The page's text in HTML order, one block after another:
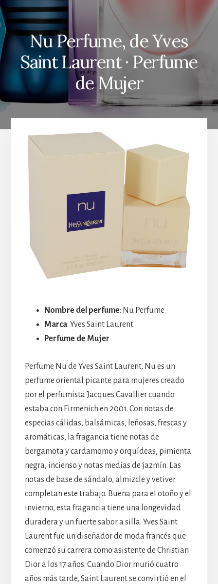
Nu Perfume, de Yves
Saint Laurent · Perfume
de Mujer
Nombre del perfume: Nu Perfume
Marca: Yves Saint Laurent
Perfume de Mujer
Perfume Nu de Yves Saint Laurent, Nu es un
perfume oriental picante para mujeres creado
por el perfumista Jacques Cavallier cuando
estaba con Firmenich en 2001. Con notas de
especias cálidas, balsámicas, leñosas, frescas y
aromáticas, la fragancia tiene notas de
bergamota y cardamomo y orquídeas, pimienta
negra, incienso y notas medias de jazmín. Las
notas de base de sándalo, almizcle y vetiver
completan este trabajo. Buena para el otoño y el
invierno, esta fragancia tiene una longevidad
duradera y un fuerte sabor a silla. Yves Saint
Laurent fue un diseñador de moda francés que
comenzó su carrera como asistente de Christian
Dior a los 17 años. Cuando Dior murió cuatro
años más tarde, Saint Laurent se convirtió en el